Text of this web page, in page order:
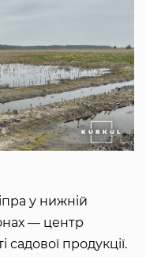
у нижній
— центр
садової продукції.